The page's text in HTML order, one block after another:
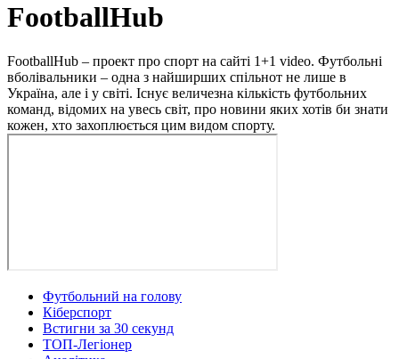
FootballHub
FootballHub – проект про спорт на сайті 1+1 video. Футбольні
вболівальники – одна з найширших спільнот не лише в
Україна, але і у світі. Існує величезна кількість футбольних
команд, відомих на увесь світ, про новини яких хотів би знати
кожен, хто захоплюється цим видом спорту.
Футбольний на голову
Кіберспорт
Встигни за 30 секунд
ТОП-Легіонер